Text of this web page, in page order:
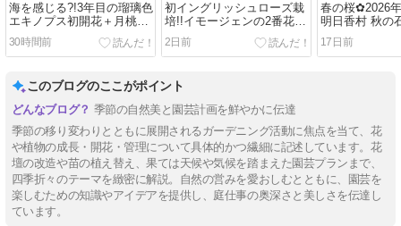
海を感じる?!3年目の瑠璃色
エキノプス初開花＋月桃→
ケイ山田氏基調講演2026夏
30時間前
初イングリッシュローズ栽
培!!イモージェンの2番花＋
エキノプスの蕾2026
2日前
春の桜✿2026
明日香村 秋の
17日前
このブログのここがポイント
季節の自然美と園芸計画を鮮やかに伝達
季節の移り変わりとともに展開されるガーデニング活動に焦点を当て、花
や植物の成長・開花・管理について具体的かつ繊細に記述しています。花
壇の改造や苗の植え替え、果ては天候や気候を踏まえた園芸プランまで、
四季折々のテーマを緻密に解説。自然の営みを愛おしむとともに、園芸を
楽しむための知識やアイデアを提供し、庭仕事の奥深さと美しさを伝達し
ています。